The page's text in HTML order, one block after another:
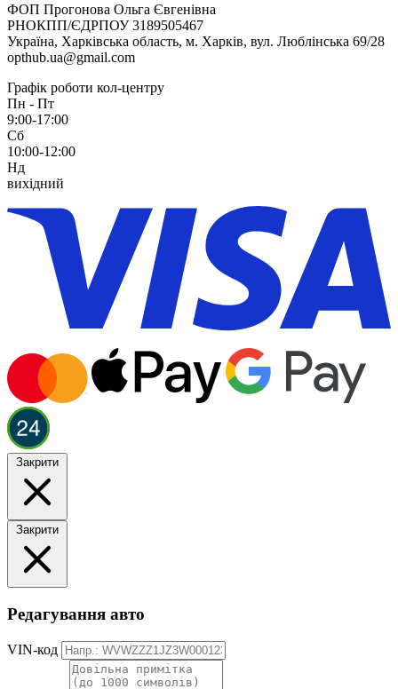
ФОП Прогонова Ольга Євгенівна
РНОКПП/ЄДРПОУ 3189505467
Україна, Харківська область, м. Харків, вул. Люблінська 69/28
opthub.ua@gmail.com
Графік роботи кол-центру
Пн - Пт
9:00-17:00
Сб
10:00-12:00
Нд
вихідний
Закрити
Закрити
Редагування авто
VIN-код